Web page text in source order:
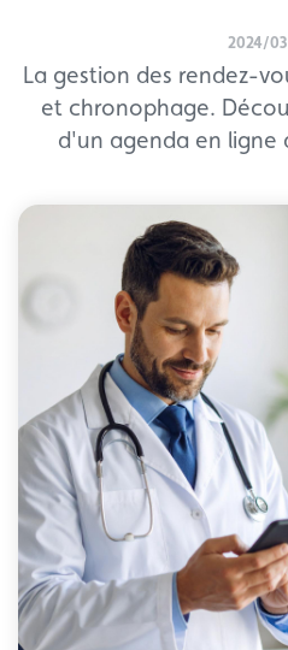
2024/
La gestion des rendez-
et chronophage.
d'un agenda en ligne